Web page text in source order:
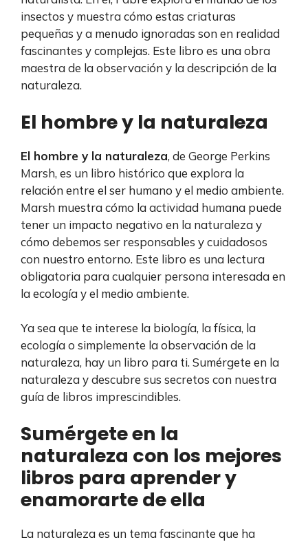
insectos y muestra cómo estas criaturas
pequeñas y a menudo ignoradas son en realidad
fascinantes y complejas. Este libro es una obra
maestra de la observación y la descripción de la
naturaleza.
El hombre y la naturaleza
El hombre y la naturaleza, de George Perkins
Marsh, es un libro histórico que explora la
relación entre el ser humano y el medio ambiente.
Marsh muestra cómo la actividad humana puede
tener un impacto negativo en la naturaleza y
cómo debemos ser responsables y cuidadosos
con nuestro entorno. Este libro es una lectura
obligatoria para cualquier persona interesada en
la ecología y el medio ambiente.
Ya sea que te interese la biología, la física, la
ecología o simplemente la observación de la
naturaleza, hay un libro para ti. Sumérgete en la
naturaleza y descubre sus secretos con nuestra
guía de libros imprescindibles.
Sumérgete en la
naturaleza con los mejores
libros para aprender y
enamorarte de ella
La naturaleza es un tema fascinante que ha